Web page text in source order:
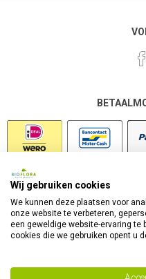
Wij gebruiken cookies
We kunnen deze plaatsen voor
onze website te verbeteren,
een geweldige website-ervaring te
cookies die we gebruiken opent u